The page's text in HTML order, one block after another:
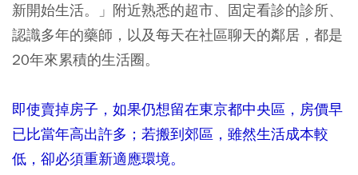
新開始生活。」附近熟悉的超市、固定看診的診所、
認識多年的藥師，以及每天在社區聊天的鄰居，都是
20年來累積的生活圈。
即使賣掉房子，如果仍想留在東京都中央區，房價早
已比當年高出許多；若搬到郊區，雖然生活成本較
低，卻必須重新適應環境。